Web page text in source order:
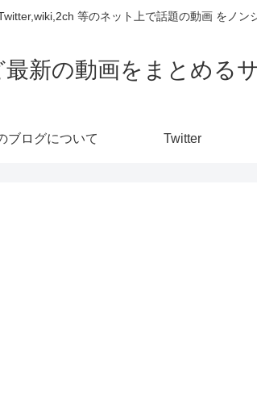
等のネット上で話題の動画 をノン
最新の動画をまとめる
ブログについて Twitter